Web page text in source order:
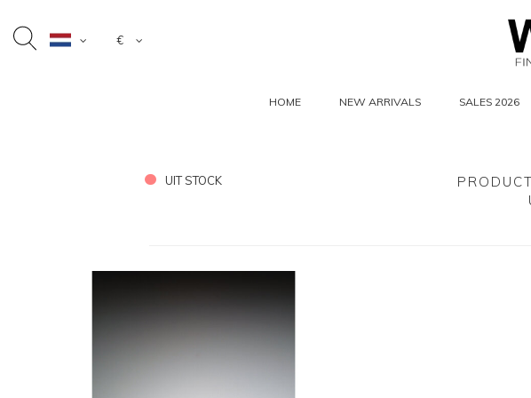
€
HOME NEW ARRIVALS SALES 2026
UIT STOCK